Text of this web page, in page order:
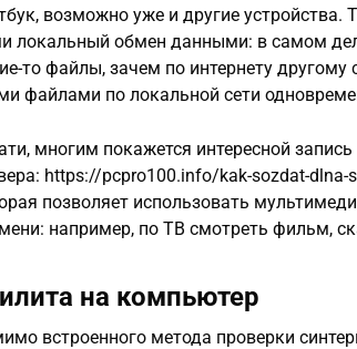
возможно уже и другие
локальный обмен данными: в самом
то файлы, зачем по интернету
файлами по локальной сети
многим покажется интересной
https://pcpro100.info/kak-sozdat-dlna-
позволяет использовать
например, по ТВ смотреть фильм,
на компьютер
встроенного метода проверки